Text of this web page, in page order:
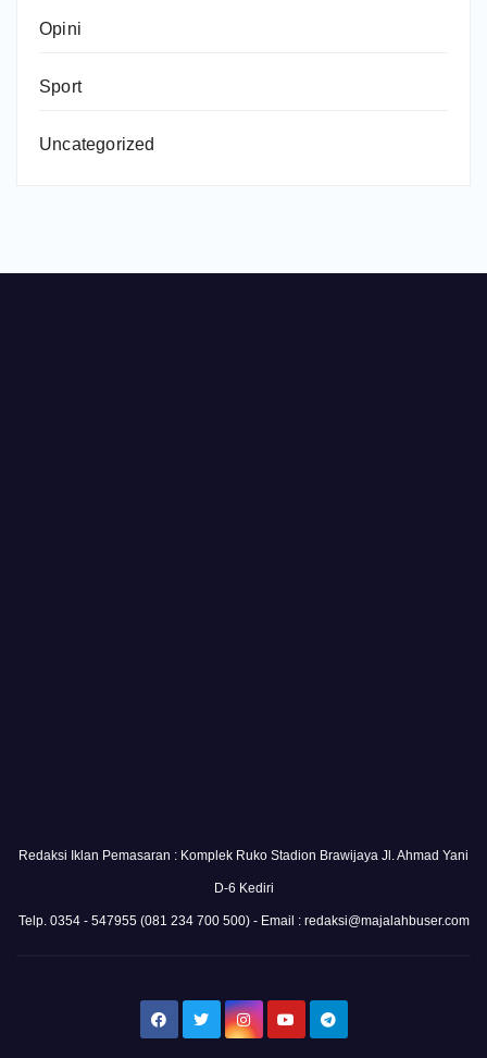
Opini
Sport
Uncategorized
Redaksi Iklan Pemasaran : Komplek Ruko Stadion Brawijaya Jl. Ahmad Yani
D-6 Kediri
Telp. 0354 - 547955 (081 234 700 500) - Email : redaksi@majalahbuser.com